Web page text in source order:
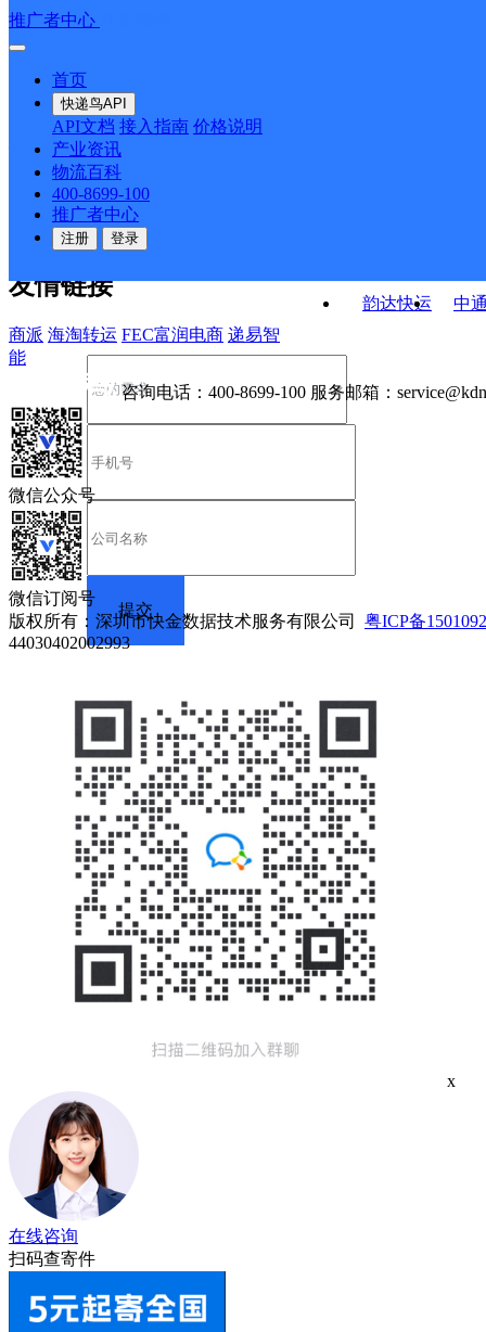
推广者中心
首页
快递鸟API
API文档 接入指南 价格说明
产业资讯
物流百科
400-8699-100
推广者中心
注册 登录
韵达快运
中
接口API
API接口 DEMO下载
关于我们
公司介绍 企业动态
合作伙伴 快递鸟接口服务协议
户隐私政策
友情链接
商派 海淘转运 FEC富润电商 递易智
能
咨询电话： 400-8699-100 服务邮箱：
微信公众号
微信订阅号
版权所有：深圳市快金数据技术服务有限公司 粤ICP备
44030402002993
x
在线咨询
扫码查寄件